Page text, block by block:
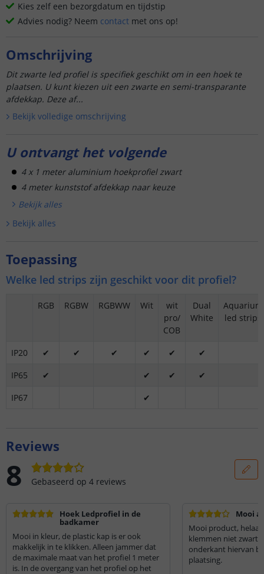
Kies zelf een bezorgdatum en tijdstip
Advies nodig? Neem contact met ons op!
Omschrijving
Dit zwarte led profiel is specifiek geschikt om in een hoek te
plaatsen. U kunt kiezen uit een zwarte en semi-transparante
afdekkap. Deze af...
Bekijk volledige omschrijving
U ontvangt het volgende
4 x 1 meter aluminium hoekprofiel zwart
4 meter kunststof afdekkap naar keuze
Bekijk alles
Bekijk alles
Toepassing
Welke led strips zijn geschikt voor dit profiel?
RGB RGBW RGBWW Wit
wit
pro/
COB
Dual
White
Aquarium
led strips
IP20 ✔ ✔ ✔ ✔ ✔
✔
IP65
✔ ✔ ✔
✔
IP67
✔
Reviews
8 Gebaseerd op 4 reviews
Hoek Ledprofiel in de
badkamer
Mooi in kleur, de plastic kap is er ook
makkelijk in te klikken. Alleen jammer dat
de maximale maat van het profiel 1 meter
is. In de overgang van het profiel op het
Mooi
Mooi product,
klemmen niet zwart
onderkant hiervan
plaatsing.